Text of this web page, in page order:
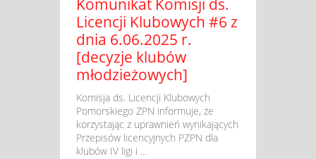
Komunikat Komisji ds.
Licencji Klubowych #6 z
dnia 6.06.2025 r.
[decyzje klubów
młodzieżowych]
​ Komisja ds. Licencji Klubowych
Pomorskiego ZPN informuje, że
korzystając z uprawnień wynikających
Przepisów licencyjnych PZPN dla
klubów IV ligi i ...